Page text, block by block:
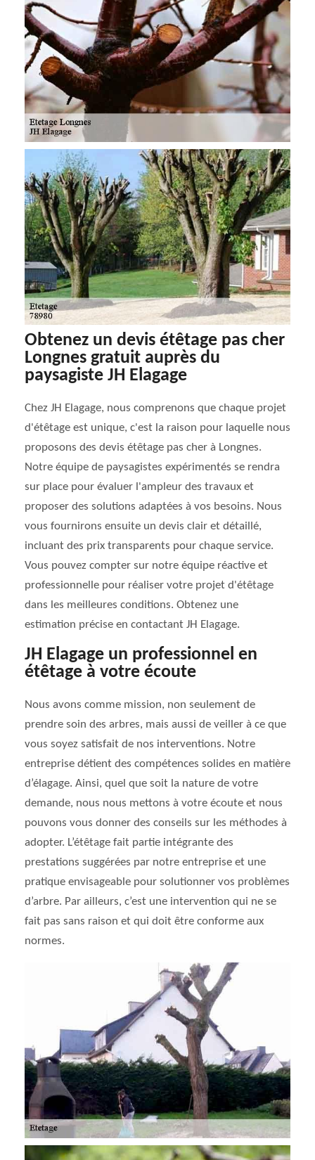
Obtenez un devis étêtage pas cher
Longnes gratuit auprès du
paysagiste JH Elagage
Chez JH Elagage, nous comprenons que chaque projet
d'étêtage est unique, c'est la raison pour laquelle nous
proposons des devis étêtage pas cher à Longnes.
Notre équipe de paysagistes expérimentés se rendra
sur place pour évaluer l'ampleur des travaux et
proposer des solutions adaptées à vos besoins. Nous
vous fournirons ensuite un devis clair et détaillé,
incluant des prix transparents pour chaque service.
Vous pouvez compter sur notre équipe réactive et
professionnelle pour réaliser votre projet d'étêtage
dans les meilleures conditions. Obtenez une
estimation précise en contactant JH Elagage.
JH Elagage un professionnel en
étêtage à votre écoute
Nous avons comme mission, non seulement de
prendre soin des arbres, mais aussi de veiller à ce que
vous soyez satisfait de nos interventions. Notre
entreprise détient des compétences solides en matière
d’élagage. Ainsi, quel que soit la nature de votre
demande, nous nous mettons à votre écoute et nous
pouvons vous donner des conseils sur les méthodes à
adopter. L’étêtage fait partie intégrante des
prestations suggérées par notre entreprise et une
pratique envisageable pour solutionner vos problèmes
d’arbre. Par ailleurs, c’est une intervention qui ne se
fait pas sans raison et qui doit être conforme aux
normes.